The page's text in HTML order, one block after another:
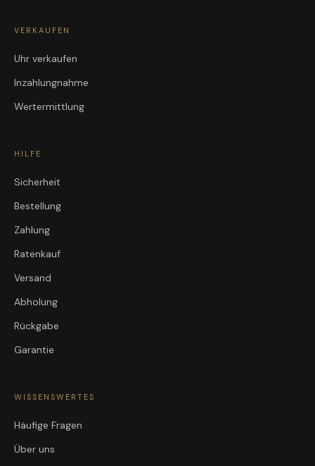
VERKAUFEN
Uhr verkaufen
Inzahlungnahme
Wertermittlung
HILFE
Sicherheit
Bestellung
Zahlung
Ratenkauf
Versand
Abholung
Rückgabe
Garantie
WISSENSWERTES
Häufige Fragen
Über uns